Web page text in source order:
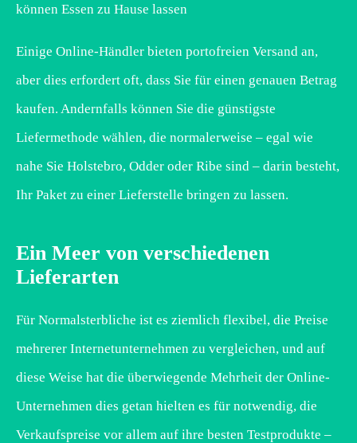
können Essen zu Hause lassen
Einige Online-Händler bieten portofreien Versand an,
aber dies erfordert oft, dass Sie für einen genauen Betrag
kaufen. Andernfalls können Sie die günstigste
Liefermethode wählen, die normalerweise – egal wie
nahe Sie Holstebro, Odder oder Ribe sind – darin besteht,
Ihr Paket zu einer Lieferstelle bringen zu lassen.
Ein Meer von verschiedenen
Lieferarten
Für Normalsterbliche ist es ziemlich flexibel, die Preise
mehrerer Internetunternehmen zu vergleichen, und auf
diese Weise hat die überwiegende Mehrheit der Online-
Unternehmen dies getan hielten es für notwendig, die
Verkaufspreise vor allem auf ihre besten Testprodukte –